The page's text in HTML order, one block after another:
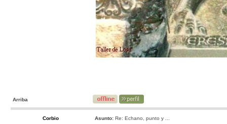
Arriba
Corbio Asunto: Re: Echano, punto y ...